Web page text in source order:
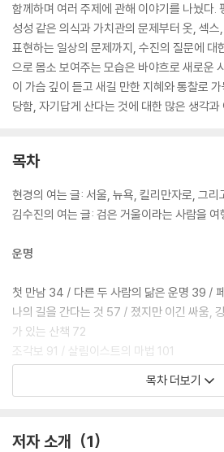
함께하며 여러 주제에 관해 이야기를 나눴다.
성성 같은 의식과 가치관의 문제부터 옷, 섹
표현하는 일상의 문제까지, 수진의 질문에 대
으로 몸소 보여주는 모습은 바야흐로 새로운
이 가슴 깊이 듣고 새길 만한 지혜와 통찰로
당함, 자기답게 산다는 것에 대한 많은 생각
목차
현경의 여는 글: 서울, 뉴욕, 킬리만자로, 그리
김수진의 여는 글: 검은 거울이라는 사람을
운명
첫 만남 34 / 다른 두 사람의 닮은 운명 39 /
나의 길을 간다는 것 57 / 졌지만 이긴 싸움,
가 있는 산책 72
조각보 91 / 살림이스트의 마법 101
道’다 138
목차 더보기
저자 소개 1